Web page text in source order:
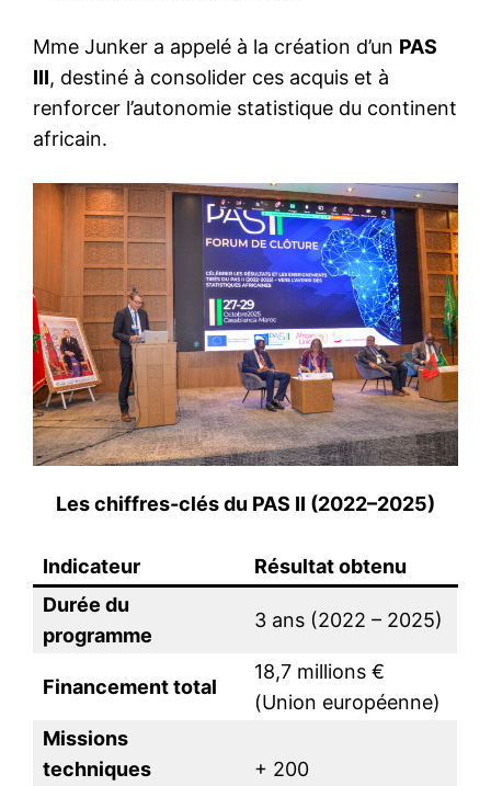
Mme Junker a appelé à la création d’un PAS
III, destiné à consolider ces acquis et à
renforcer l’autonomie statistique du continent
africain.
Les chiffres-clés du PAS II (2022–2025)
Indicateur
Résultat obtenu
Durée du
programme
3 ans (2022 – 2025)
Financement total
18,7 millions €
(Union européenne)
Missions
techniques
+ 200